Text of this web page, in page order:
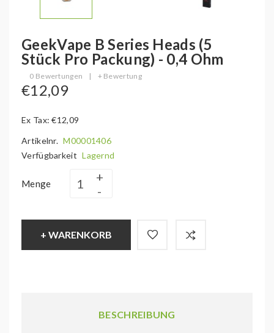
GeekVape B Series Heads (5
Stück Pro Packung) - 0,4 Ohm
0 Bewertungen | + Bewertung
€12,09
Ex Tax: €12,09
Artikelnr. M00001406
Verfügbarkeit Lagernd
Menge
+ WARENKORB
BESCHREIBUNG